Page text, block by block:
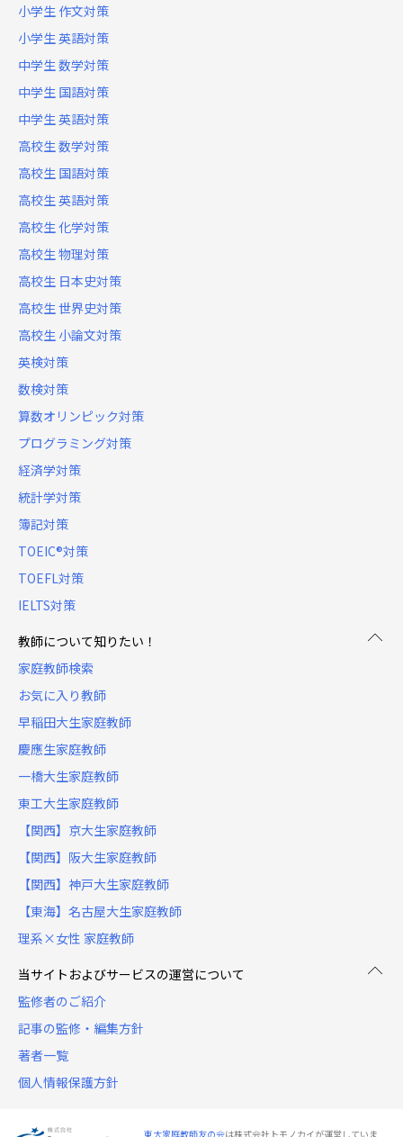
小学生 作文対策
小学生 英語対策
中学生 数学対策
中学生 国語対策
中学生 英語対策
高校生 数学対策
高校生 国語対策
高校生 英語対策
高校生 化学対策
高校生 物理対策
高校生 日本史対策
高校生 世界史対策
高校生 小論文対策
英検対策
数検対策
算数オリンピック対策
プログラミング対策
経済学対策
統計学対策
簿記対策
TOEIC®対策
TOEFL対策
IELTS対策
教師について知りたい！
家庭教師検索
お気に入り教師
早稲田大生家庭教師
慶應生家庭教師
一橋大生家庭教師
東工大生家庭教師
【関西】京大生家庭教師
【関西】阪大生家庭教師
【関西】神戸大生家庭教師
【東海】名古屋大生家庭教師
理系×女性 家庭教師
当サイトおよびサービスの運営について
監修者のご紹介
記事の監修・編集方針
著者一覧
個人情報保護方針
東大家庭教師友の会は株式会社トモノカイが運営していま